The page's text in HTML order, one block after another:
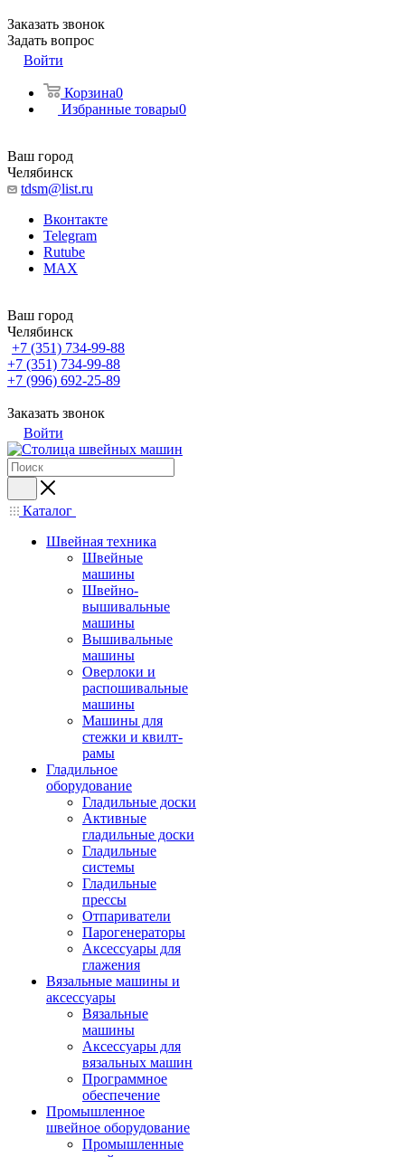
Заказать звонок
Задать вопрос
Войти
Корзина0
Избранные товары0
Ваш город
Челябинск
tdsm@list.ru
Вконтакте
Telegram
Rutube
MAX
Ваш город
Челябинск
+7 (351) 734-99-88
+7 (351) 734-99-88
+7 (996) 692-25-89
Заказать звонок
Войти
Каталог
Швейная техника
Швейные
машины
Швейно-
вышивальные
машины
Вышивальные
машины
Оверлоки и
распошивальные
машины
Машины для
стежки и квилт-
рамы
Гладильное
оборудование
Гладильные доски
Активные
гладильные доски
Гладильные
системы
Гладильные
прессы
Отпариватели
Парогенераторы
Аксессуары для
глажения
Вязальные машины и
аксессуары
Вязальные
машины
Аксессуары для
вязальных машин
Программное
обеспечение
Промышленное
швейное оборудование
Промышленные